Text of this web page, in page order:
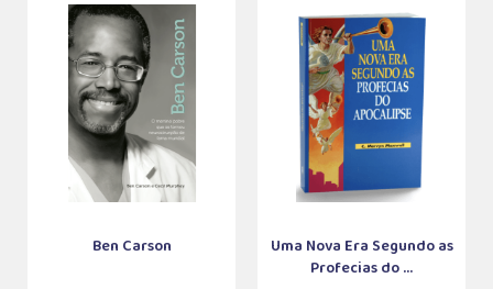
Ben Carson
Uma Nova Era Segundo as
Profecias do ...